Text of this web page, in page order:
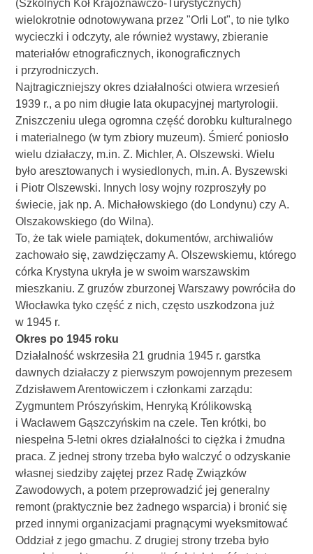
(Szkolnych Kół Krajoznawczo-Turystycznych)
wielokrotnie odnotowywana przez "Orli Lot", to nie tylko
wycieczki i odczyty, ale również wystawy, zbieranie
materiałów etnograficznych, ikonograficznych
i przyrodniczych.
Najtragiczniejszy okres działalności otwiera wrzesień
1939 r., a po nim długie lata okupacyjnej martyrologii.
Zniszczeniu ulega ogromna część dorobku kulturalnego
i materialnego (w tym zbiory muzeum). Śmierć poniosło
wielu działaczy, m.in. Z. Michler, A. Olszewski. Wielu
było aresztowanych i wysiedlonych, m.in. A. Byszewski
i Piotr Olszewski. Innych losy wojny rozproszyły po
świecie, jak np. A. Michałowskiego (do Londynu) czy A.
Olszakowskiego (do Wilna).
To, że tak wiele pamiątek, dokumentów, archiwaliów
zachowało się, zawdzięczamy A. Olszewskiemu, którego
córka Krystyna ukryła je w swoim warszawskim
mieszkaniu. Z gruzów zburzonej Warszawy powróciła do
Włocławka tyko część z nich, często uszkodzona już
w 1945 r.
Okres po 1945 roku
Działalność wskrzesiła 21 grudnia 1945 r. garstka
dawnych działaczy z pierwszym powojennym prezesem
Zdzisławem Arentowiczem i członkami zarządu:
Zygmuntem Prószyńskim, Henryką Królikowską
i Wacławem Gąszczyńskim na czele. Ten krótki, bo
niespełna 5-letni okres działalności to ciężka i żmudna
praca. Z jednej strony trzeba było walczyć o odzyskanie
własnej siedziby zajętej przez Radę Związków
Zawodowych, a potem przeprowadzić jej generalny
remont (praktycznie bez żadnego wsparcia) i bronić się
przed innymi organizacjami pragnącymi wyeksmitować
Oddział z jego gmachu. Z drugiej strony trzeba było